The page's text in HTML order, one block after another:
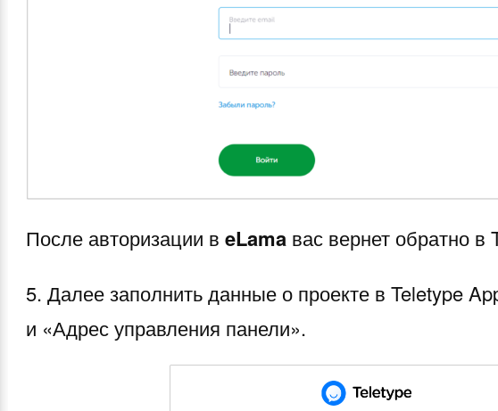
После авторизации в eLama вас вернет обратно в
5. Далее заполнить данные о проекте в Teletype
и «Адрес управления панели».